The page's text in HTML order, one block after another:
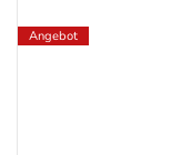
Angebot